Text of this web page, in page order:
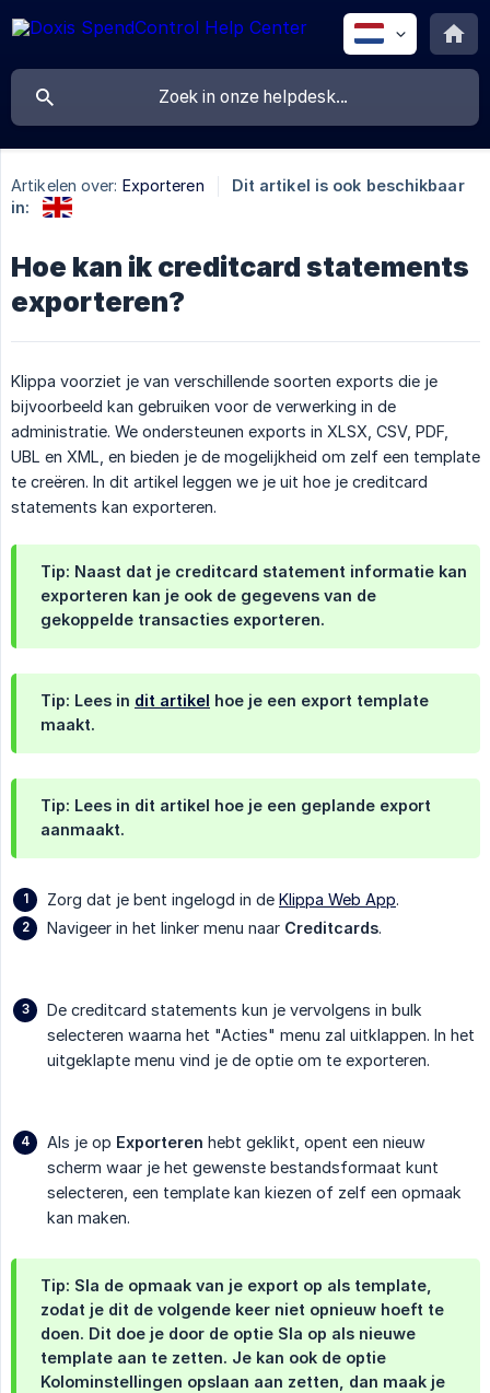
Artikelen over: Exporteren
Dit artikel is ook beschikbaar
in:
Hoe kan ik creditcard statements
exporteren?
Klippa voorziet je van verschillende soorten exports die je
bijvoorbeeld kan gebruiken voor de verwerking in de
administratie. We ondersteunen exports in XLSX, CSV, PDF,
UBL en XML, en bieden je de mogelijkheid om zelf een template
te creëren. In dit artikel leggen we je uit hoe je creditcard
statements kan exporteren.
Tip: Naast dat je creditcard statement informatie kan
exporteren kan je ook de gegevens van de
gekoppelde transacties exporteren.
Tip: Lees in dit artikel hoe je een export template
maakt.
Tip: Lees in dit artikel hoe je een geplande export
aanmaakt.
Zorg dat je bent ingelogd in de Klippa Web App.
Navigeer in het linker menu naar Creditcards.
De creditcard statements kun je vervolgens in bulk
selecteren waarna het "Acties" menu zal uitklappen. In het
uitgeklapte menu vind je de optie om te exporteren.
Als je op Exporteren hebt geklikt, opent een nieuw
scherm waar je het gewenste bestandsformaat kunt
selecteren, een template kan kiezen of zelf een opmaak
kan maken.
Tip: Sla de opmaak van je export op als template,
zodat je dit de volgende keer niet opnieuw hoeft te
doen. Dit doe je door de optie Sla op als nieuwe
template aan te zetten. Je kan ook de optie
Kolominstellingen opslaan aan zetten, dan maak je